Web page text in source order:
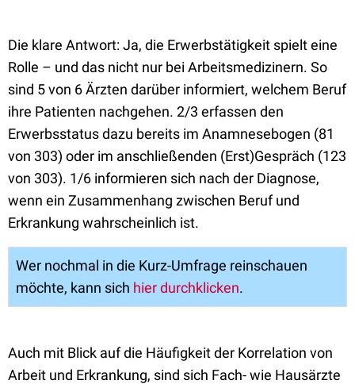
Die klare Antwort: Ja, die Erwerbstätigkeit spielt eine
Rolle – und das nicht nur bei Arbeitsmedizinern. So
sind 5 von 6 Ärzten darüber informiert, welchem Beruf
ihre Patienten nachgehen. 2/3 erfassen den
Erwerbsstatus dazu bereits im Anamnesebogen (81
von 303) oder im anschließenden (Erst)Gespräch (123
von 303). 1/6 informieren sich nach der Diagnose,
wenn ein Zusammenhang zwischen Beruf und
Erkrankung wahrscheinlich ist.
Wer nochmal in die Kurz-Umfrage reinschauen
möchte, kann sich hier durchklicken.
Auch mit Blick auf die Häufigkeit der Korrelation von
Arbeit und Erkrankung, sind sich Fach- wie Hausärzte